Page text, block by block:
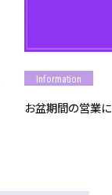
Information
お盆期間の営業